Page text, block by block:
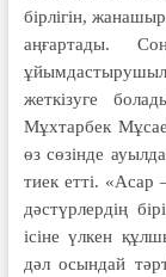
бірлігін,
аңғартады.
жеткізуге
Мұхтарбек
өз сөзінде
тиек етті. «Асар
дәстүрлердің
ісіне үлкен
дәл осындай